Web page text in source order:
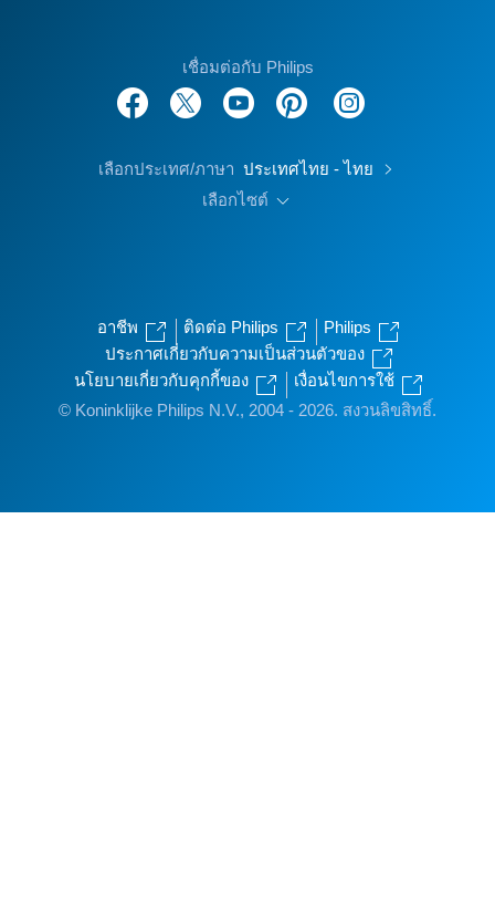
เชื่อมต่อกับ Philips
เลือกประเทศ/ภาษา ประเทศไทย - ไทย
เลือกไซต์
อาชีพ ติดต่อ Philips
Philips
ประกาศเกี่ยวกับความเป็นส่วนตัวของ
นโยบายเกี่ยวกับคุกกี้ของ
เงื่อนไขการใช้
© Koninklijke Philips N.V., 2004 - 2026. สงวนลิขสิทธิ์.